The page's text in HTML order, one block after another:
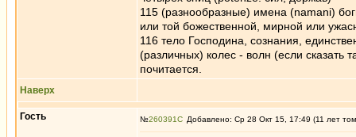
115 (разнообразные) имена (namani)
или той божественной, мирной или
116 тело Господина, сознания,
(различных) колес - волн (если сказать
почитается.
Наверх
Гость №260391 Добавлено: Ср 28 Окт 15, 17:49 (11 лет